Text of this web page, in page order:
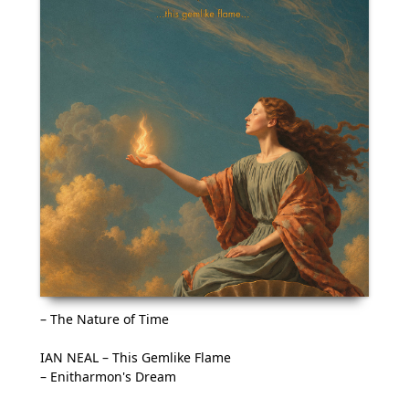
– The Nature of Time
IAN NEAL – This Gemlike Flame
– Enitharmon's Dream